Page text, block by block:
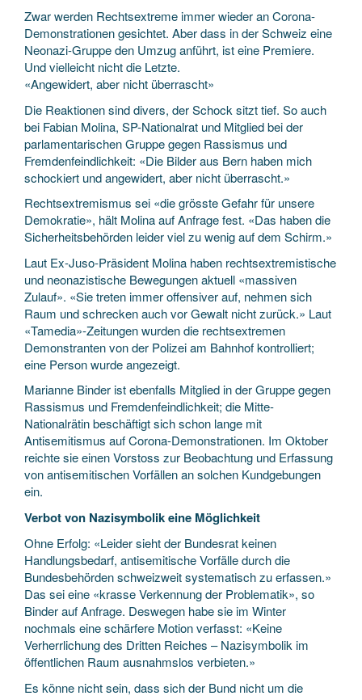
Zwar werden Rechtsextreme immer wieder an Corona-
Demonstrationen gesichtet. Aber dass in der Schweiz eine
Neonazi-Gruppe den Umzug anführt, ist eine Premiere.
Und vielleicht nicht die Letzte.
«Angewidert, aber nicht überrascht»
Die Reaktionen sind divers, der Schock sitzt tief. So auch
bei Fabian Molina, SP-Nationalrat und Mitglied bei der
parlamentarischen Gruppe gegen Rassismus und
Fremdenfeindlichkeit: «Die Bilder aus Bern haben mich
schockiert und angewidert, aber nicht überrascht.»
Rechtsextremismus sei «die grösste Gefahr für unsere
Demokratie», hält Molina auf Anfrage fest. «Das haben die
Sicherheitsbehörden leider viel zu wenig auf dem Schirm.»
Laut Ex-Juso-Präsident Molina haben rechtsextremistische
und neonazistische Bewegungen aktuell «massiven
Zulauf». «Sie treten immer offensiver auf, nehmen sich
Raum und schrecken auch vor Gewalt nicht zurück.» Laut
«Tamedia»-Zeitungen wurden die rechtsextremen
Demonstranten von der Polizei am Bahnhof kontrolliert;
eine Person wurde angezeigt.
Marianne Binder ist ebenfalls Mitglied in der Gruppe gegen
Rassismus und Fremdenfeindlichkeit; die Mitte-
Nationalrätin beschäftigt sich schon lange mit
Antisemitismus auf Corona-Demonstrationen. Im Oktober
reichte sie einen Vorstoss zur Beobachtung und Erfassung
von antisemitischen Vorfällen an solchen Kundgebungen
ein.
Verbot von Nazisymbolik eine Möglichkeit
Ohne Erfolg: «Leider sieht der Bundesrat keinen
Handlungsbedarf, antisemitische Vorfälle durch die
Bundesbehörden schweizweit systematisch zu erfassen.»
Das sei eine «krasse Verkennung der Problematik», so
Binder auf Anfrage. Deswegen habe sie im Winter
nochmals eine schärfere Motion verfasst: «Keine
Verherrlichung des Dritten Reiches – Nazisymbolik im
öffentlichen Raum ausnahmslos verbieten.»
Es könne nicht sein, dass sich der Bund nicht um die